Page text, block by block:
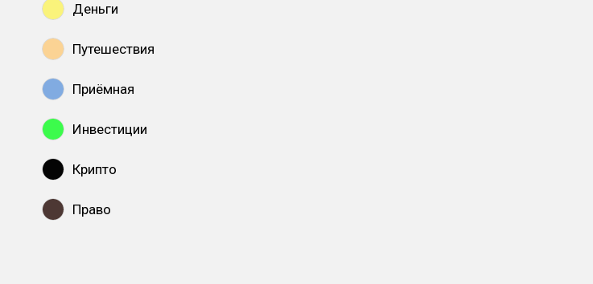
Деньги
Путешествия
Приёмная
Инвестиции
Крипто
Право